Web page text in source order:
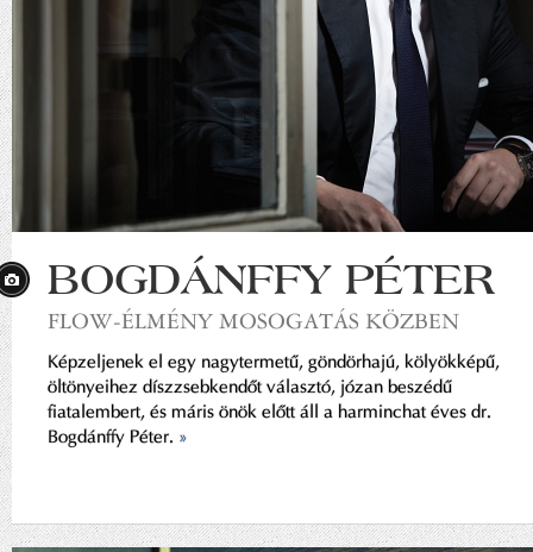
BOGDÁNFFY PÉTER
FLOW-ÉLMÉNY MOSOGATÁS KÖZBEN
Képzeljenek el egy nagytermetű, göndörhajú, kölyökképű,
öltönyeihez díszzsebkendőt választó, józan beszédű
fiatalembert, és máris önök előtt áll a harminchat éves dr.
Bogdánffy Péter. »